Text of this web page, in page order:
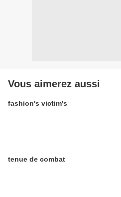
Vous aimerez aussi
fashion's victim's
tenue de combat